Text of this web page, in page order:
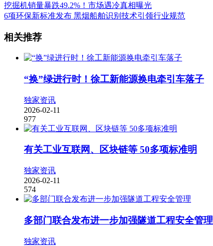
挖掘机销量暴跌49.2%！市场遇冷真相曝光
6项环保新标准发布 黑烟船舶识别技术引领行业规范
相关推荐
“换”绿进行时！徐工新能源换电牵引车落子
独家资讯
2026-02-11
977
有关工业互联网、区块链等 50多项标准明
独家资讯
2026-02-11
574
多部门联合发布进一步加强隧道工程安全管理
独家资讯